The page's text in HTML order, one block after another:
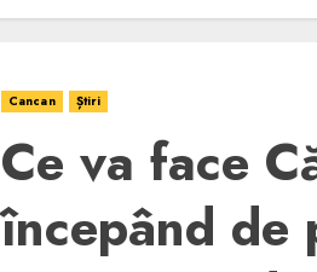
Cancan Știri
Ce va face
începând de